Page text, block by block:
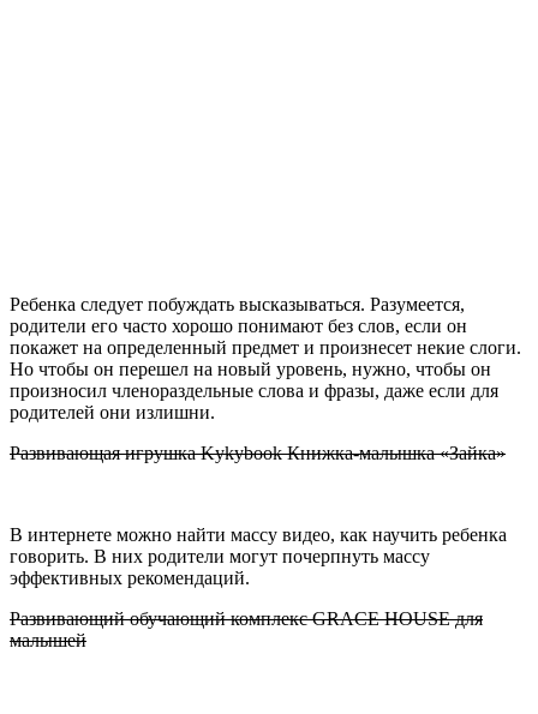
Ребенка следует побуждать высказываться. Разумеется,
родители его часто хорошо понимают без слов, если он
покажет на определенный предмет и произнесет некие слоги.
Но чтобы он перешел на новый уровень, нужно, чтобы он
произносил членораздельные слова и фразы, даже если для
родителей они излишни.
Развивающая игрушка Kykybook Книжка-малышка «Зайка»
В интернете можно найти массу видео, как научить ребенка
говорить. В них родители могут почерпнуть массу
эффективных рекомендаций.
Развивающий обучающий комплекс GRACE HOUSE для
малышей